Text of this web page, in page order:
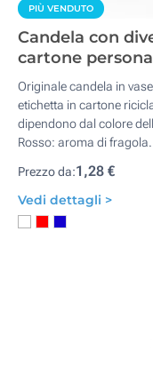
PIÙ VENDUTO
Candela con
cartone
Originale candela in
etichetta in cartone
dipendono dal colore
Rosso: aroma di
Prezzo da:1,28 €
Vedi dettagli >